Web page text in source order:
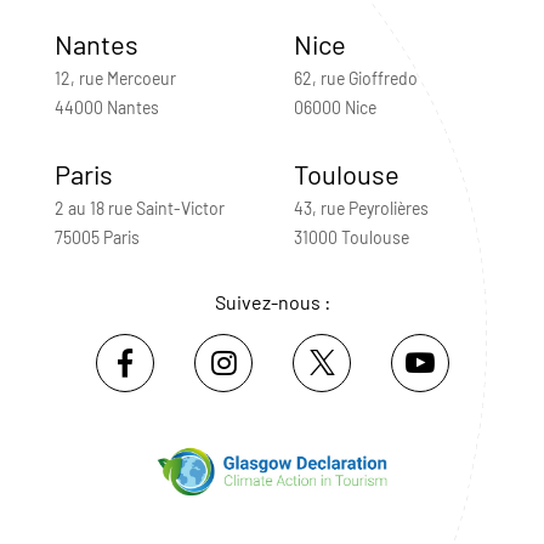
Nantes
12, rue Mercoeur
44000 Nantes
Nice
62, rue Gioffredo
06000 Nice
Paris
2 au 18 rue Saint-Victor
75005 Paris
Toulouse
43, rue Peyrolières
31000 Toulouse
Suivez-nous :